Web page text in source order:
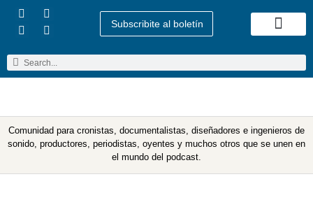
Subscribite al boletín
Comunidad para cronistas, documentalistas, diseñadores e ingenieros de
sonido, productores, periodistas, oyentes y muchos otros que se unen en
el mundo del podcast.